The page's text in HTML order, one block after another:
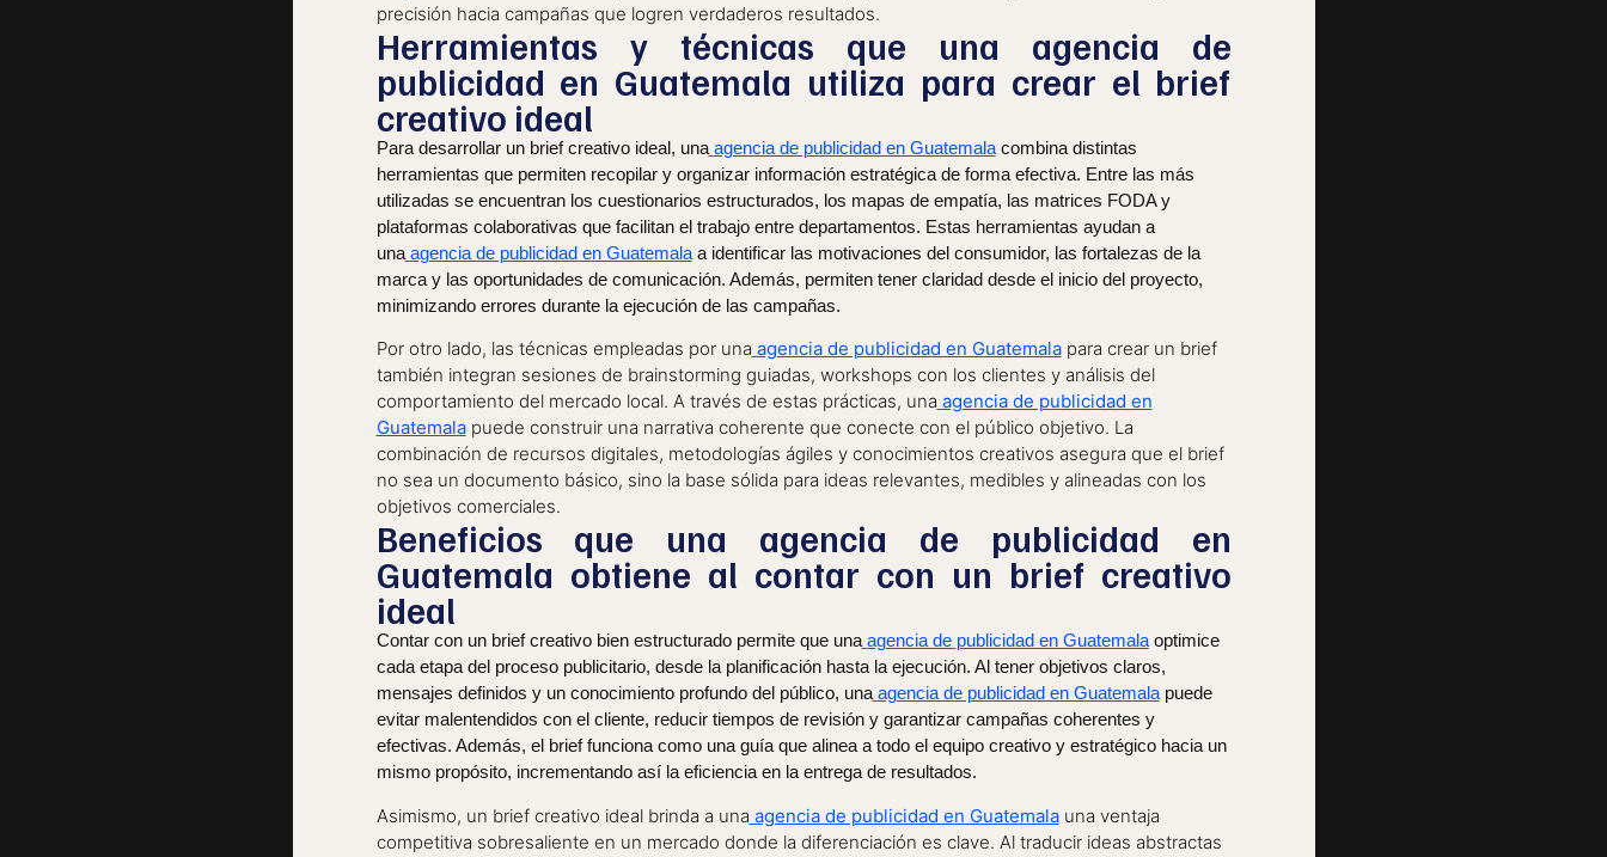
precisión hacia campañas que logren verdaderos resultados.
Herramientas y técnicas que una agencia de
publicidad en Guatemala utiliza para crear el brief
creativo ideal
Para desarrollar un brief creativo ideal, una agencia de publicidad en Guatemalacombina distintas
herramientas que permiten recopilar y organizar información estratégica de forma efectiva. Entre las más
utilizadas se encuentran los cuestionarios estructurados, los mapas de empatía, las matrices FODA y
plataformas colaborativas que facilitan el trabajo entre departamentos. Estas herramientas ayudan a
una agencia de publicidad en Guatemalaa identificar las motivaciones del consumidor, las fortalezas de la
marca y las oportunidades de comunicación. Además, permiten tener claridad desde el inicio del proyecto,
minimizando errores durante la ejecución de las campañas.
Por otro lado, las técnicas empleadas por una agencia de publicidad en Guatemalapara crear un brief
también integran sesiones de brainstorming guiadas, workshops con los clientes y análisis del
comportamiento del mercado local. A través de estas prácticas, una agencia de publicidad en
Guatemalapuede construir una narrativa coherente que conecte con el público objetivo. La
combinación de recursos digitales, metodologías ágiles y conocimientos creativos asegura que el brief
no sea un documento básico, sino la base sólida para ideas relevantes, medibles y alineadas con los
objetivos comerciales.
Beneficios que una agencia de publicidad en
Guatemala obtiene al contar con un brief creativo
ideal
Contar con un brief creativo bien estructurado permite que una agencia de publicidad en Guatemalaoptimice
cada etapa del proceso publicitario, desde la planificación hasta la ejecución. Al tener objetivos claros,
mensajes definidos y un conocimiento profundo del público, una agencia de publicidad en Guatemalapuede
evitar malentendidos con el cliente, reducir tiempos de revisión y garantizar campañas coherentes y
efectivas. Además, el brief funciona como una guía que alinea a todo el equipo creativo y estratégico hacia un
mismo propósito, incrementando así la eficiencia en la entrega de resultados.
Asimismo, un brief creativo ideal brinda a una agencia de publicidad en Guatemalauna ventaja
competitiva sobresaliente en un mercado donde la diferenciación es clave. Al traducir ideas abstractas